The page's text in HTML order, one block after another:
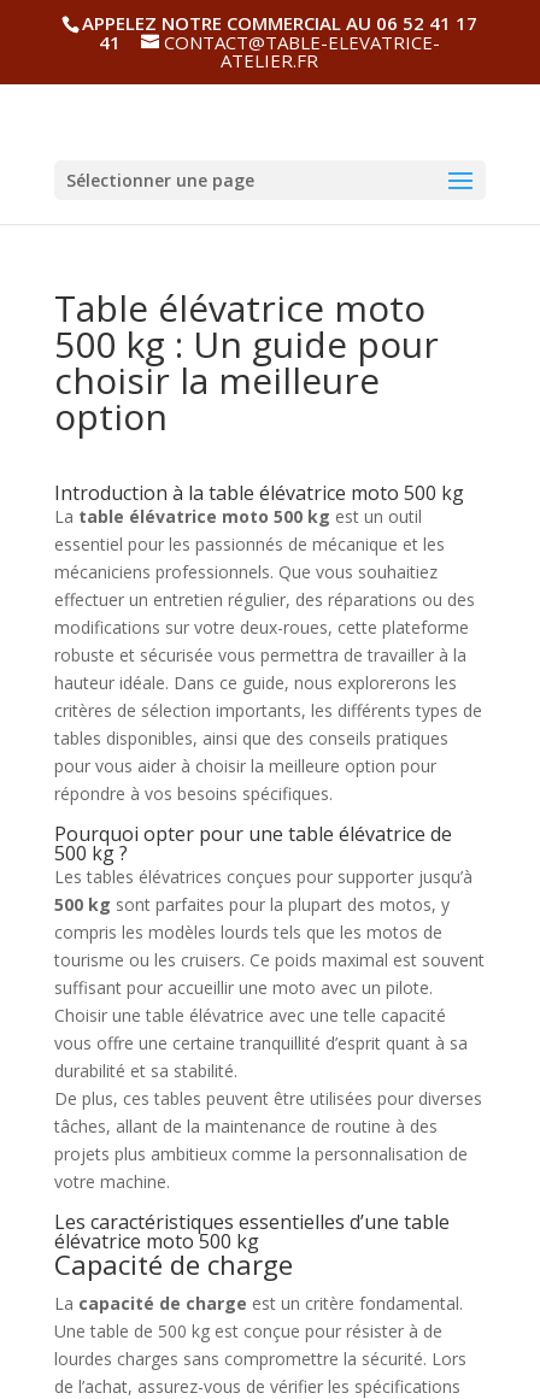
APPELEZ NOTRE COMMERCIAL AU 06 52 41 17
41
CONTACT@TABLE-ELEVATRICE-
ATELIER.FR
Sélectionner une page
Table élévatrice moto
500 kg : Un guide pour
choisir la meilleure
option
Introduction à la table élévatrice moto 500 kg
La table élévatrice moto 500 kg est un outil
essentiel pour les passionnés de mécanique et les
mécaniciens professionnels. Que vous souhaitiez
effectuer un entretien régulier, des réparations ou des
modifications sur votre deux-roues, cette plateforme
robuste et sécurisée vous permettra de travailler à la
hauteur idéale. Dans ce guide, nous explorerons les
critères de sélection importants, les différents types de
tables disponibles, ainsi que des conseils pratiques
pour vous aider à choisir la meilleure option pour
répondre à vos besoins spécifiques.
Pourquoi opter pour une table élévatrice de
500 kg ?
Les tables élévatrices conçues pour supporter jusqu’à
500 kg sont parfaites pour la plupart des motos, y
compris les modèles lourds tels que les motos de
tourisme ou les cruisers. Ce poids maximal est souvent
suffisant pour accueillir une moto avec un pilote.
Choisir une table élévatrice avec une telle capacité
vous offre une certaine tranquillité d’esprit quant à sa
durabilité et sa stabilité.
De plus, ces tables peuvent être utilisées pour diverses
tâches, allant de la maintenance de routine à des
projets plus ambitieux comme la personnalisation de
votre machine.
Les caractéristiques essentielles d’une table
élévatrice moto 500 kg
Capacité de charge
La capacité de charge est un critère fondamental.
Une table de 500 kg est conçue pour résister à de
lourdes charges sans compromettre la sécurité. Lors
de l’achat, assurez-vous de vérifier les spécifications